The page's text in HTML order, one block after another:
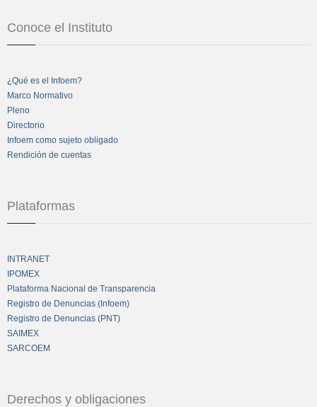
Conoce el Instituto
¿Qué es el Infoem?
Marco Normativo
Pleno
Directorio
Infoem como sujeto obligado
Rendición de cuentas
Plataformas
INTRANET
IPOMEX
Plataforma Nacional de Transparencia
Registro de Denuncias (Infoem)
Registro de Denuncias (PNT)
SAIMEX
SARCOEM
Derechos y obligaciones